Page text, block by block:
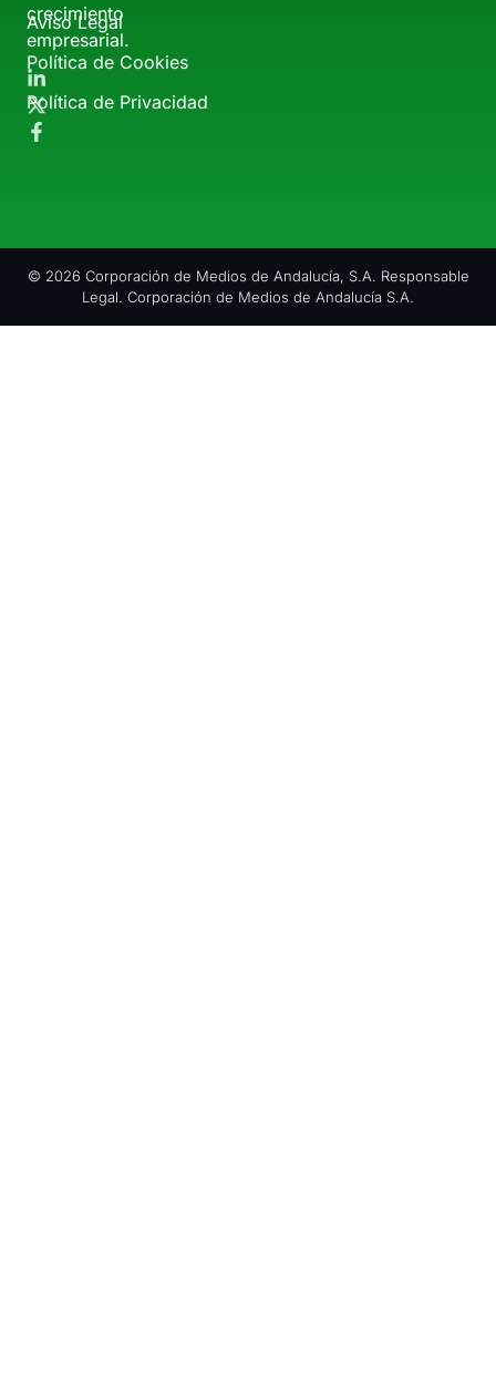
crecimiento
empresarial.
Aviso Legal
Política de Cookies
Política de Privacidad
© 2026 Corporación de Medios de Andalucía, S.A. Responsable
Legal. Corporación de Medios de Andalucía S.A.